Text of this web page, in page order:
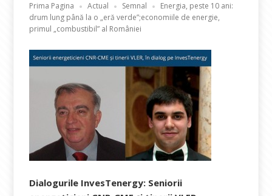
Prima Pagina Actual Semnal
Energia, peste 10 ani:
drum lung până la o „eră verde”;economiile de energie,
primul „combustibil” al României
Dialogurile InvesTenergy: Seniorii